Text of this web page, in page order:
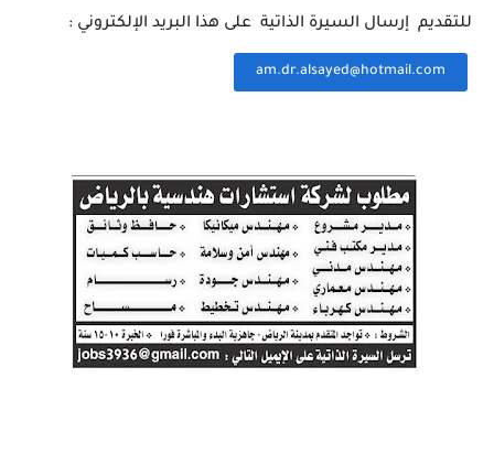
للتقديم إرسال السيرة الذاتية على هذا البريد الإلكتروني :
am.dr.alsayed@hotmail.com⁩